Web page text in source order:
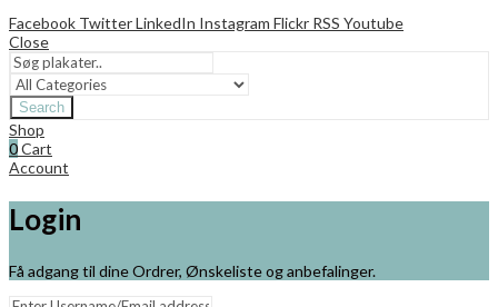
Facebook TwitterLinkedIn Instagram Flickr RSS Youtube
Close
Search
Shop
0Cart
Account
Login
Få adgang til dine Ordrer, Ønskeliste og anbefalinger.